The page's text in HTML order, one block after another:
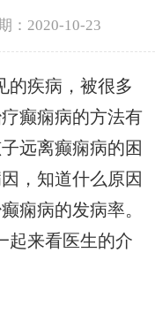
：2020-10-23
的疾病，被很多
癫痫病的方法有
远离癫痫病的困
，知道什么原因
痫病的发病率。
起来看医生的介